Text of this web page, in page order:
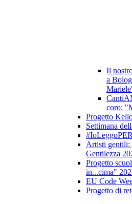
Il
a
coro:
Progetto
Settimana
Artisti gentili:
Gentilezza
Progetto
in...cima"
EU Code
Progetto di